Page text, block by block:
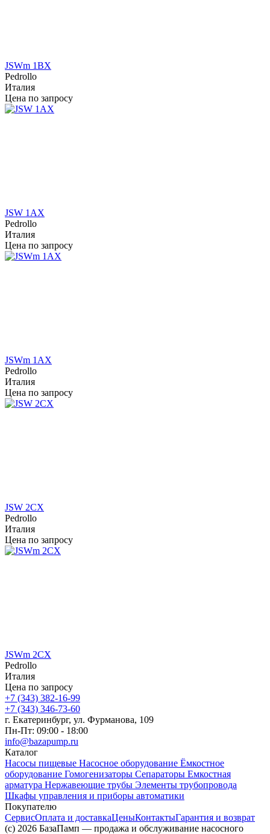
JSWm 1BX
Pedrollo
Италия
Цена по запросу
JSW 1AX
Pedrollo
Италия
Цена по запросу
JSWm 1AX
Pedrollo
Италия
Цена по запросу
JSW 2CX
Pedrollo
Италия
Цена по запросу
JSWm 2CX
Pedrollo
Италия
Цена по запросу
+7 (343) 382-16-99
+7 (343) 346-73-‬60
г. Екатеринбург, ул. Фурманова, 109
Пн-Пт: 09:00 - 18:00
info@bazapump.ru
Каталог
Насосы пищевые Насосное оборудование Ёмкостное
оборудование Гомогенизаторы Сепараторы Емкостная
арматура Нержавеющие трубы Элементы трубопровода
Шкафы управления и приборы автоматики
Покупателю
СервисОплата и доставкаЦеныКонтактыГарантия и возврат
(c) 2026 БазаПамп — продажа и обслуживание насосного